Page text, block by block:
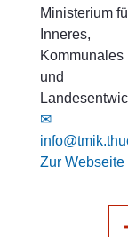
Ministerium
Inneres,
Kommunales
und
✉
Zur Webseite